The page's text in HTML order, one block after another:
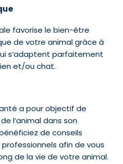
favorise le bien-être
de votre animal grâce à
s’adaptent parfaitement
et/ou chat.
a pour objectif de
l’animal dans son
de conseils
afin de vous
de la vie de votre animal.